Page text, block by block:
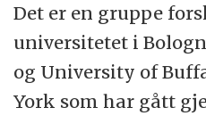
Kilder: Poul Videbech,
Det er en gruppe
universitetet i
og University of
York som har gått